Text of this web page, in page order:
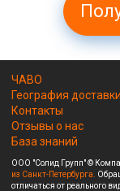
ЧАВО
География доставки
Контакты
Отзывы о нас
База знаний
ООО "Солид Групп" ©
из Санкт-Петербурга.
отличаться от реального